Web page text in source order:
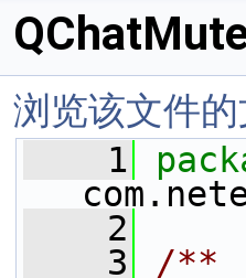
浏览该文件的
    1
    2
    3
/**